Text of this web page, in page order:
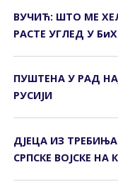
ВУЧИЋ: ШТО МЕ
РАСТЕ УГЛЕД У БиХ
ПУШТЕНА У РАД
РУСИЈИ
ДЈЕЦА ИЗ
СРПСКЕ ВОЈСКЕ НА